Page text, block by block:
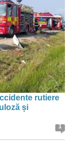
rutiere
și
1